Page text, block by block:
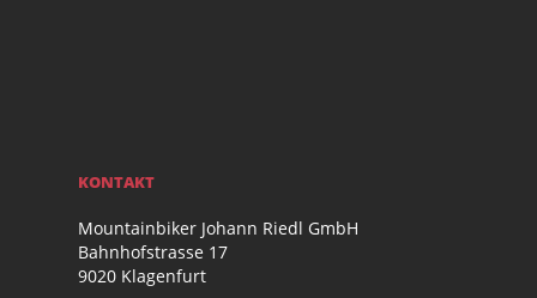
KONTAKT
Mountainbiker Johann Riedl GmbH
Bahnhofstrasse 17
9020 Klagenfurt